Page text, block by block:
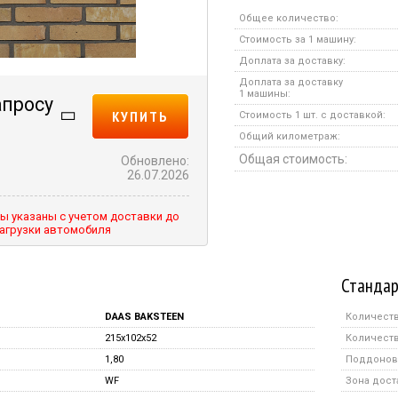
КУПИТЬ
Обновлено:
26.07.2026
указаны с учетом доставки до
автомобиля
Общее количество:
Стоимость за 1 машину:
Доплата за доставку:
Доплата за доставку
1 машины:
Стоимость 1 шт. с доставкой:
Общий километраж:
Общая стоимость:
DAAS BAKSTEEN
215x102x52
1,80
WF
Зона